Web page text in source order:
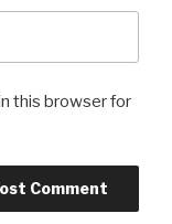
this browser for